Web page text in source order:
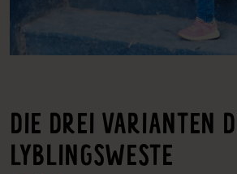
DIE DREI VARIANTEN
LYBLINGSWESTE